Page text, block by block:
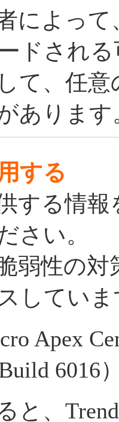
によっ
ドされ
て、任
あります
する
する情
さい。
弱性の
していま
Apex
6016
と、